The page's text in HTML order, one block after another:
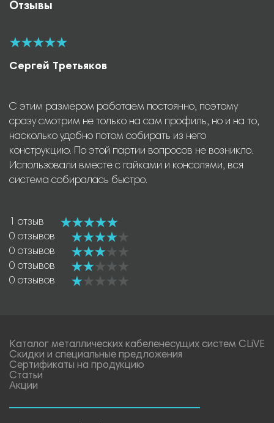
Отзывы
Сергей Третьяков
С этим размером работаем постоянно, поэтому
сразу смотрим не только на сам профиль, но и на то,
насколько удобно потом собирать из него
конструкцию. По этой партии вопросов не возникло.
Использовали вместе с гайками и консолями, вся
система собиралась быстро.
1 отзыв
0 отзывов
0 отзывов
0 отзывов
0 отзывов
Каталог металлических кабеленесущих систем CLiVE
Скидки и специальные предложения
Сертификаты на продукцию
Статьи
Акции